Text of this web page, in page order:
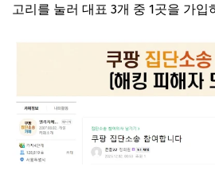
고리를 눌러 대표 3개 중 1곳을 가입